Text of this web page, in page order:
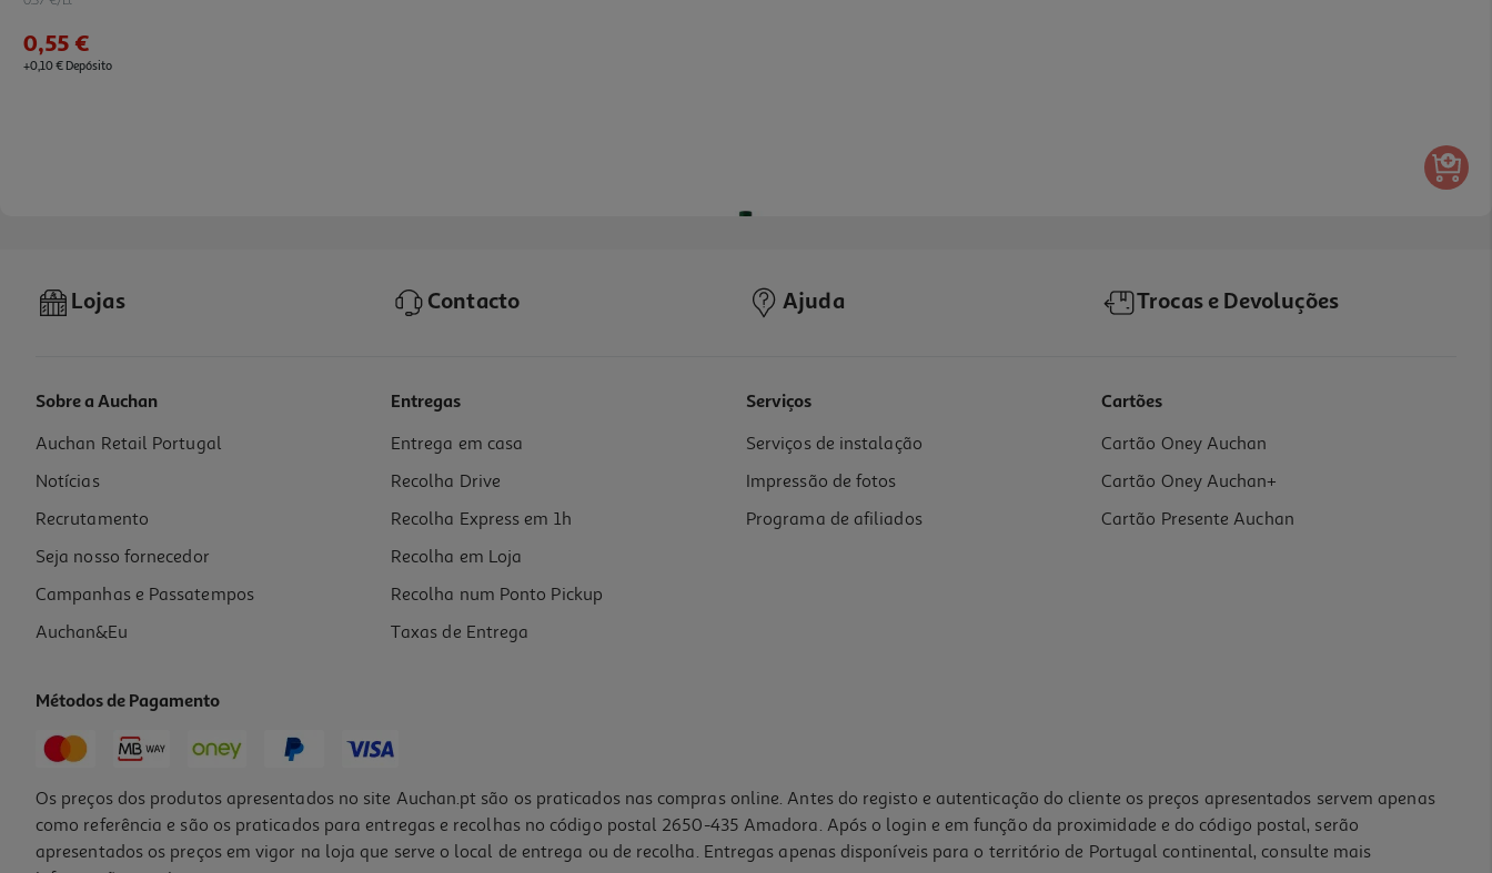
0,55 €
+0,10 € Depósito
Refrigerante Auchan Lima Limão 2l
0.5 €/Lt
0,99 €
+0,10 € Depósito
-23%
Lojas Contacto Ajuda Trocas e Devoluções
Sobre a Auchan
Auchan Retail Portugal
Notícias
Recrutamento
Seja nosso fornecedor
Campanhas e Passatempos
Auchan&Eu
Entregas
Entrega em casa
Recolha Drive
Recolha Express em 1h
Recolha em Loja
Recolha num Ponto Pickup
Taxas de Entrega
Serviços
Serviços de instalação
Impressão de fotos
Programa de afiliados
Cartões
Cartão Oney Auchan
Cartão Oney Auchan+
Cartão Presente Auchan
Métodos de Pagamento
Os preços dos produtos apresentados no site Auchan.pt são os praticados nas compras online. Antes do registo e autenticação do cliente os preços apresentados servem apenas
como referência e são os praticados para entregas e recolhas no código postal 2650-435 Amadora. Após o login e em função da proximidade e do código postal, serão
apresentados os preços em vigor na loja que serve o local de entrega ou de recolha. Entregas apenas disponíveis para o território de Portugal continental, consulte mais